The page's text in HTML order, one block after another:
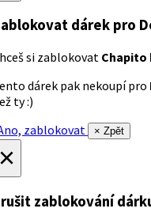
dárek pro
si zablokovat Chapito
dárek pak nekoupí pro
ty :)
zablokovat
× Zpět
zablokování